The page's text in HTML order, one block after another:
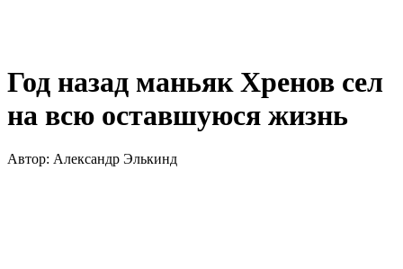
Год назад маньяк Хренов сел
на всю оставшуюся жизнь
Автор: Александр Элькинд